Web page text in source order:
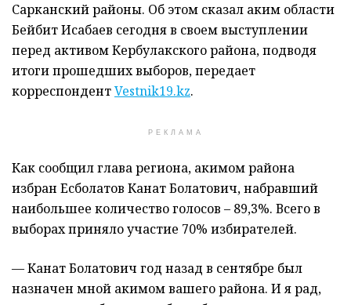
Сарканский районы. Об этом сказал аким области
Бейбит Исабаев сегодня в своем выступлении
перед активом Кербулакского района, подводя
итоги прошедших выборов, передает
корреспондентVestnik19.kz.
РЕКЛАМА
Как сообщил глава региона, акимом района
избран Есболатов Канат Болатович, набравший
наибольшее количество голосов – 89,3%. Всего в
выборах приняло участие 70% избирателей.
— Канат Болатович год назад в сентябре был
назначен мной акимом вашего района. И я рад,